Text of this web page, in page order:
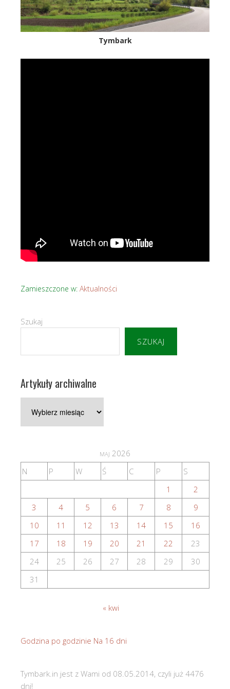
Tymbark
Zamieszczone w: Aktualności
Szukaj
SZUKAJ
Artykuły archiwalne
archiwalne
maj 2026
N
P W Ś C P
S
1
2
3
4 5 6 7 8
9
10
11 12 13 14 15
16
17
18 19 20 21 22
23
24
25 26 27 28 29
30
31
« kwi
Godzina po godzinie Na 16 dni
Tymbark.in jest z Wami od 08.05.2014, czyli już 4476
dni!